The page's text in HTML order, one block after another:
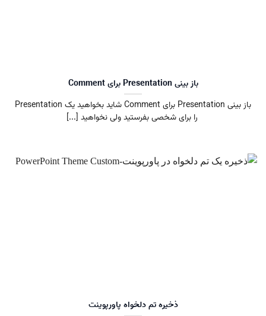
باز بینی Presentation برای Comment
باز بینی Presentation برای Comment شاید بخواهید یک Presentation
را برای شخصی بفرستید ولی نخواهید [...]
ذخیره تم دلخواه پاورپوینت